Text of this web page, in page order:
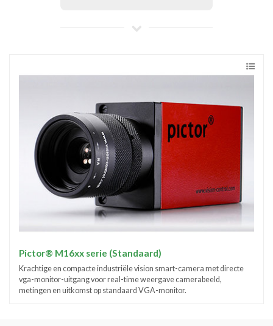
Pictor® M16xx serie (Standaard)
Krachtige en compacte industriële vision smart-camera met directe
vga-monitor-uitgang voor real-time weergave camerabeeld,
metingen en uitkomst op standaard VGA-monitor.